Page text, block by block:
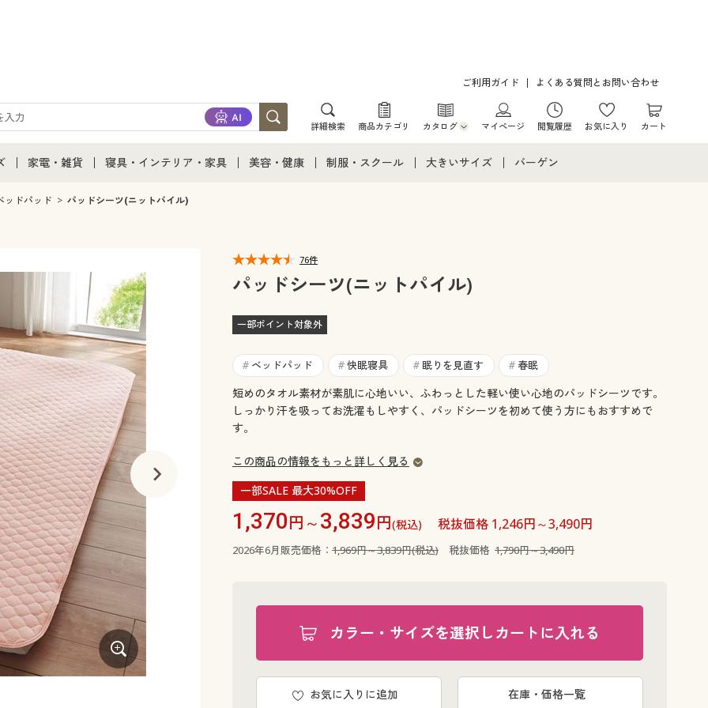
ご利用ガイド よくある質問とお問い合わせ
詳細検索 商品カテゴリ カタログ
カタログ・チラシからのご注文
マイページ 閲覧履歴 お気に入り カート
通販すべて
下着
家電・雑貨
家電・雑貨すべて
キッチン・雑貨・日用品
寝具・インテリア・家具
寝具・インテリア・家具通販すべて
寝具・ベッド
カーテン・ラグ・ファブリック
美容・健康 制服・スクール
ジュニア・ティーンズ下着
大きいサイズ
大きいサイズ レディース下着
大きいサイズ 事務・制服
バーゲン
ッドパッド パッドシーツ(ニットパイル)
76件
パッドシーツ(ニットパイル)
一部ポイント対象外
# ベッドパッド # 快眠寝具 # 眠りを見直す # 春眠
短めのタオル素材が素肌に心地いい、ふわっとした軽い使い心地のパッドシーツです。
しっかり汗を吸ってお洗濯もしやすく、パッドシーツを初めて使う方にもおすすめで
す。
この商品の情報をもっと詳しく見る
一部SALE 最大30%OFF
1,370円～3,839円(税込) 税抜価格 1,246円～3,490円
2026年6月販売価格： 1,969円～3,839円(税込) 税抜価格 1,790円～3,490円
カラー・サイズを選択しカートに入れる
お気に入りに追加 在庫・価格一覧